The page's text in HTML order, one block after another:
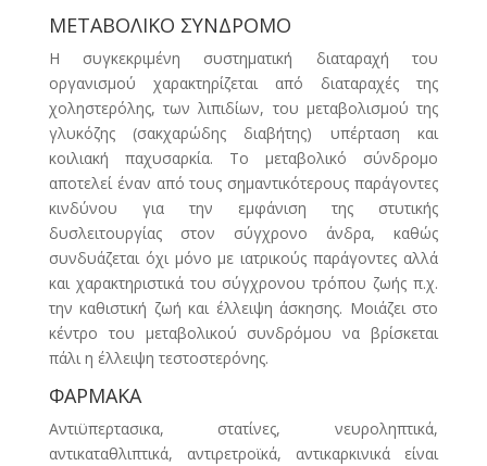
ΜΕΤΑΒΟΛΙΚΟ ΣΥΝΔΡΟΜΟ
Η συγκεκριμένη συστηματική διαταραχή του
οργανισμού χαρακτηρίζεται από διαταραχές της
χοληστερόλης, των λιπιδίων, του μεταβολισμού της
γλυκόζης (σακχαρώδης διαβήτης) υπέρταση και
κοιλιακή παχυσαρκία. Το μεταβολικό σύνδρομο
αποτελεί έναν από τους σημαντικότερους παράγοντες
κινδύνου για την εμφάνιση της στυτικής
δυσλειτουργίας στον σύγχρονο άνδρα, καθώς
συνδυάζεται όχι μόνο με ιατρικούς παράγοντες αλλά
και χαρακτηριστικά του σύγχρονου τρόπου ζωής π.χ.
την καθιστική ζωή και έλλειψη άσκησης. Μοιάζει στο
κέντρο του μεταβολικού συνδρόμου να βρίσκεται
πάλι η έλλειψη τεστοστερόνης.
ΦΑΡΜΑΚΑ
Αντιϋπερτασικα, στατίνες, νευροληπτικά,
αντικαταθλιπτικά, αντιρετροϊκά, αντικαρκινικά είναι